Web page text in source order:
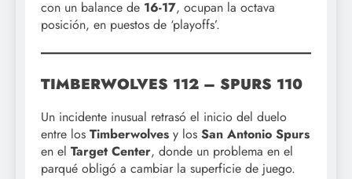
con un balance de 16-17, ocupan la octava
posición, en puestos de ‘playoffs’.
TIMBERWOLVES 112 – SPURS 110
Un incidente inusual retrasó el inicio del duelo
entre los Timberwolves y los San Antonio Spurs
en el Target Center, donde un problema en el
parqué obligó a cambiar la superficie de juego.